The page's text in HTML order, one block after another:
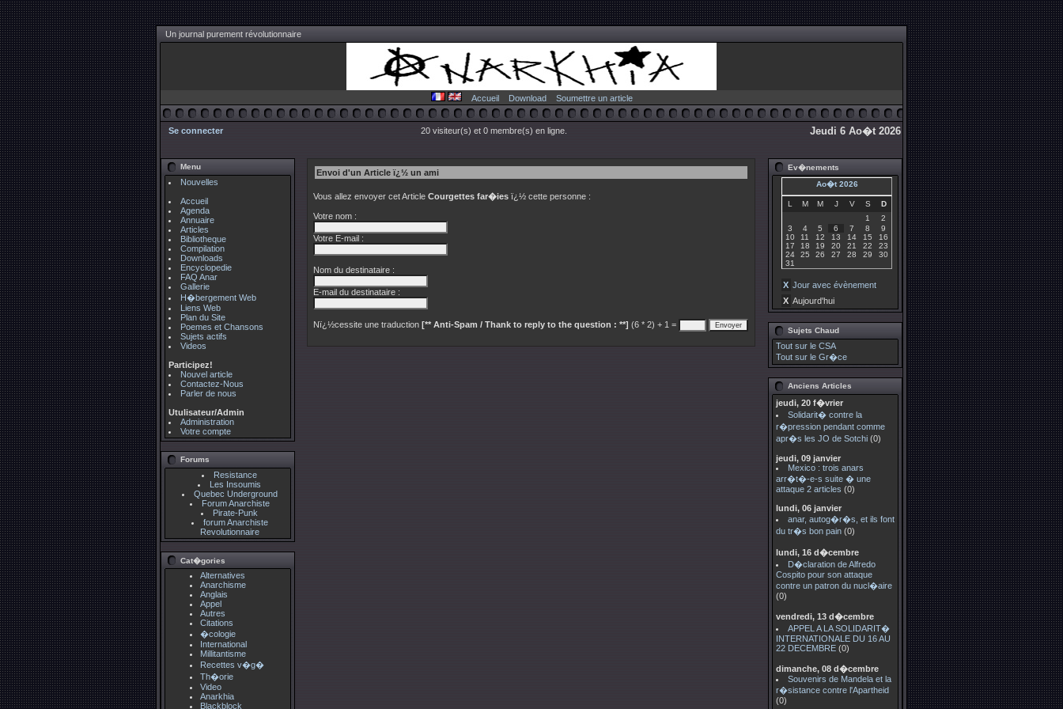
Un journal purement révolutionnaire
Accueil Download Soumettre un article
Se connecter 20 visiteur(s) et 0 membre(s) en ligne. Jeudi 6 Ao�t 2026
Menu
Nouvelles
Accueil
Agenda
Annuaire
Articles
Bibliotheque
Compilation
Downloads
Encyclopedie
FAQ Anar
Gallerie
H�bergement Web
Liens Web
Plan du Site
Poemes et Chansons
Sujets actifs
Videos
Participez!
Nouvel article
Contactez-Nous
Parler de nous
Utulisateur/Admin
Administration
Votre compte
Forums
Resistance
Les Insoumis
Quebec Underground
Forum Anarchiste
Pirate-Punk
forum Anarchiste
Revolutionnaire
Cat�gories
Alternatives
Anarchisme
Anglais
Appel
Autres
Citations
�cologie
International
Millitantisme
Recettes v�g�
Th�orie
Video
Anarkhia
Blackblock
Envoi d'un Article ï¿½ un ami
Vous allez envoyer cet Article Courgettes far�ies ï¿½ cette personne :
Votre nom :
Votre E-mail :
Nom du destinataire :
E-mail du destinataire :
Nï¿½cessite une traduction [** Anti-Spam / Thank to reply to the question : **] (6 * 2) + 1 =
Ev�nements
Ao�t 2026
L M M J V S
D
1
2
3
4 5 6 7 8
9
10
11 12 13 14 15
16
17
18 19 20 21 22
23
24
25 26 27 28 29
30
31
X Jour avec évènement
X Aujourd'hui
Sujets Chaud
Tout sur le CSA
Tout sur le Gr�ce
Anciens Articles
jeudi, 20 f�vrier
Solidarit� contre la
r�pression pendant comme
apr�s les JO de Sotchi (0)
jeudi, 09 janvier
Mexico : trois anars
arr�t�-e-s suite � une
attaque 2 articles (0)
lundi, 06 janvier
anar, autog�r�s, et ils font
du tr�s bon pain (0)
lundi, 16 d�cembre
D�claration de Alfredo
Cospito pour son attaque
contre un patron du nucl�aire
(0)
vendredi, 13 d�cembre
APPEL A LA SOLIDARIT�
INTERNATIONALE DU 16 AU
22 DECEMBRE (0)
dimanche, 08 d�cembre
Souvenirs de Mandela et la
r�sistance contre l'Apartheid
(0)